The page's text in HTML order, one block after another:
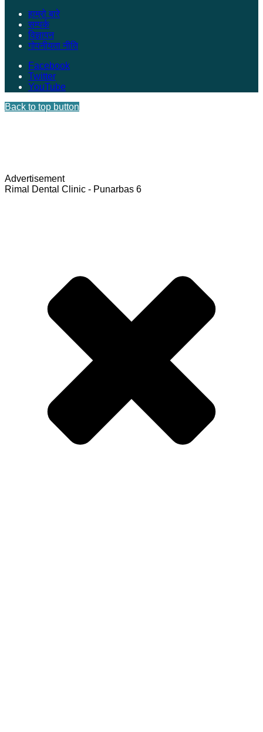
हाम्रो बारे
सम्पर्क
विज्ञापन
गोपनीयता नीति
Facebook
Twitter
YouTube
Back to top button
Advertisement
Rimal Dental Clinic - Punarbas 6